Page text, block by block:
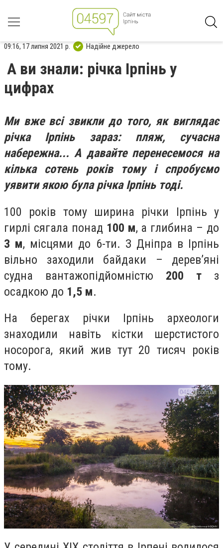
09:16, 17 липня 2021 р. Надійне джерело
А ви знали: річка Ірпінь у
цифрах
Ми вже всі звикли до того, як виглядає
річка Ірпінь зараз: пляж, сучасна
набережна... А давайте перенесемося на
кілька сотень років тому і спробуємо
уявити якою була річка Ірпінь тоді.
100 років тому ширина річки Ірпінь у
гирлі сягала понад 100 м, а глибина – до
3 м, місцями до 6-ти. З Дніпра в Ірпінь
вільно заходили байдаки – дерев’яні
судна вантажопідйомністю 200 т з
осадкою до 1,5 м.
На берегах річки Ірпінь археологи
знаходили навіть кістки шерстистого
носорога, який жив тут 20 тисяч років
тому.